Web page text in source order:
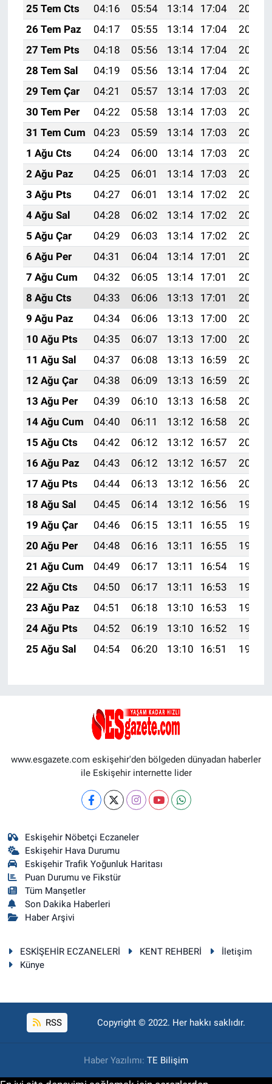
25 Tem Cts
04:16 05:54 13:14 17:04
20:24
26 Tem Paz
04:17 05:55 13:14 17:04
20:24
27 Tem Pts
04:18 05:56 13:14 17:04
20:23
28 Tem Sal
04:19 05:56 13:14 17:04
20:22
29 Tem Çar
04:21 05:57 13:14 17:03
20:21
30 Tem Per
04:22 05:58 13:14 17:03
20:20
31 Tem Cum
04:23 05:59 13:14 17:03
20:19
1 Ağu Cts
04:24 06:00 13:14 17:03
20:18
2 Ağu Paz
04:25 06:01 13:14 17:03
20:17
3 Ağu Pts
04:27 06:01 13:14 17:02
20:16
4 Ağu Sal
04:28 06:02 13:14 17:02
20:15
5 Ağu Çar
04:29 06:03 13:14 17:02
20:14
6 Ağu Per
04:31 06:04 13:14 17:01
20:13
7 Ağu Cum
04:32 06:05 13:14 17:01
20:12
8 Ağu Cts
04:33 06:06 13:13 17:01
20:11
9 Ağu Paz
04:34 06:06 13:13 17:00
20:10
10 Ağu Pts
04:35 06:07 13:13 17:00
20:09
11 Ağu Sal
04:37 06:08 13:13 16:59
20:08
12 Ağu Çar
04:38 06:09 13:13 16:59
20:07
13 Ağu Per
04:39 06:10 13:13 16:58
20:05
14 Ağu Cum
04:40 06:11 13:12 16:58
20:04
15 Ağu Cts
04:42 06:12 13:12 16:57
20:03
16 Ağu Paz
04:43 06:12 13:12 16:57
20:02
17 Ağu Pts
04:44 06:13 13:12 16:56
20:01
18 Ağu Sal
04:45 06:14 13:12 16:56
19:59
19 Ağu Çar
04:46 06:15 13:11 16:55
19:58
20 Ağu Per
04:48 06:16 13:11 16:55
19:57
21 Ağu Cum
04:49 06:17 13:11 16:54
19:55
22 Ağu Cts
04:50 06:17 13:11 16:53
19:54
23 Ağu Paz
04:51 06:18 13:10 16:53
19:53
24 Ağu Pts
04:52 06:19 13:10 16:52
19:51
25 Ağu Sal
04:54 06:20 13:10 16:51 19:50
www.esgazete.com eskişehir'den bölgeden dünyadan haberler
ile Eskişehir internette lider
Eskişehir Nöbetçi Eczaneler
Eskişehir Hava Durumu
Eskişehir Trafik Yoğunluk Haritası
Puan Durumu ve Fikstür
Tüm Manşetler
Son Dakika Haberleri
Haber Arşivi
ESKİŞEHİR ECZANELERİ KENT REHBERİ
İletişim
Künye
RSS Copyright © 2022. Her hakkı saklıdır.
Haber Yazılımı: TE Bilişim